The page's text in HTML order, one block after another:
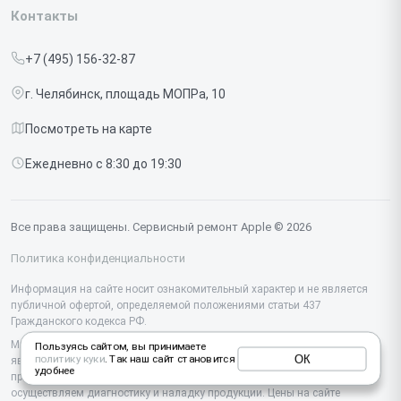
Срочный ремонт
Доставка и способы оплаты
Диагностика
Контакты
Iphone
Studio Display
Vision Pro
Контакты
+7 (495) 156-32-87
г. Челябинск, площадь МОПРа, 10
Посмотреть на карте
Ежедневно с 8:30 до 19:30
Все права защищены. Сервисный ремонт Apple © 2026
Политика конфиденциальности
Информация на сайте носит ознакомительный характер и не является
публичной офертой, определяемой положениями статьи 437
Гражданского кодекса РФ.
Мы специализируемся на обслуживании и ремонте техники Apple, но не
являемся их официальным представителем. Предоставляем
профессиональные услуги после истечения гарантии, а также
осуществляем диагностику и наладку продукции. Цены на сайте
Пользуясь сайтом, вы принимаете
политику куки. Так наш сайт становится
удобнее
ОК